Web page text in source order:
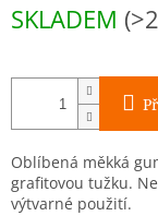
cena:
SKLADEM
Oblíbená měkká
grafitovou tužku.
výtvarné použití.